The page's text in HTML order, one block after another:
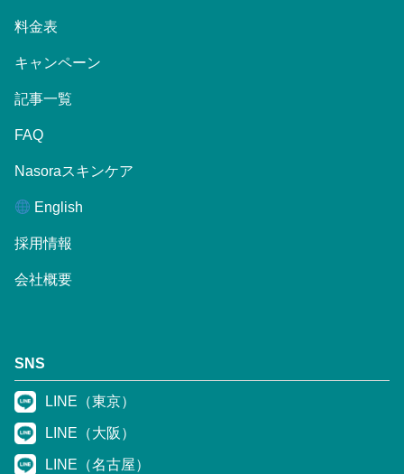
料金表
キャンペーン
記事一覧
FAQ
Nasoraスキンケア
English
採用情報
会社概要
SNS
LINE（東京）
LINE（大阪）
LINE（名古屋）